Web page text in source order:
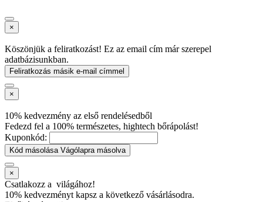
×
Köszönjük a feliratkozást! Ez az email cím már szerepel
adatbázisunkban.
Feliratkozás másik e-mail címmel
×
10% kedvezmény az első rendelésedből
Fedezd fel a 100% természetes, hightech bőrápolást!
Kuponkód:
Kód másolása Vágólapra másolva
×
Csatlakozz a világához!
10% kedvezményt kapsz a következő vásárlásodra.